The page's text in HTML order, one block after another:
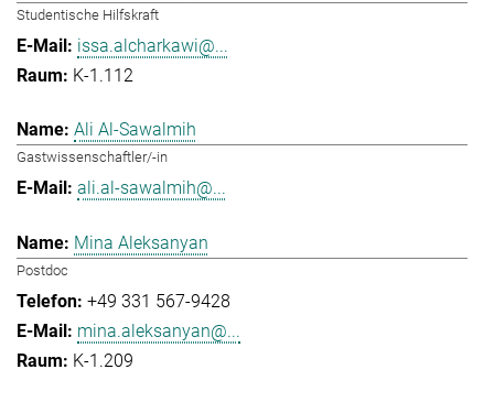
Studentische Hilfskraft
issa.alcharkawi@...
K-1.112
Ali Al-Sawalmih
Gastwissenschaftler/-in
ali.al-sawalmih@...
Mina Aleksanyan
Postdoc
+49 331 567-9428
mina.aleksanyan@...
K-1.209